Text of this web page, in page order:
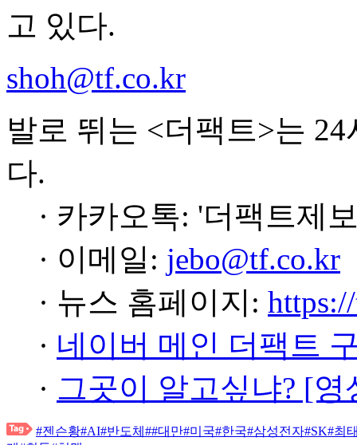
고 있다.
shoh@tf.co.kr
발로 뛰는 <더팩트>는
다.
· 카카오톡: '더팩트제
· 이메일: jebo@tf.co.kr
· 뉴스 홈페이지:
· 네이버 메인 더팩트
· 그곳이 알고싶냐? [
#젠슨황#AI#반도체 ##대만#미국#한국#삼성전자#SK#최